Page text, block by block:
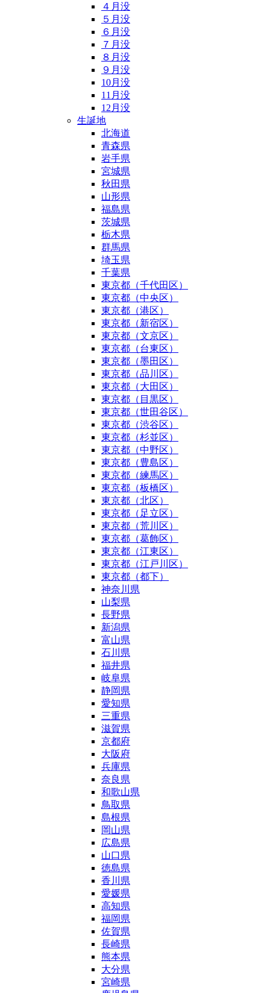
４月没
５月没
６月没
７月没
８月没
９月没
10月没
11月没
12月没
生誕地
北海道
青森県
岩手県
宮城県
秋田県
山形県
福島県
茨城県
栃木県
群馬県
埼玉県
千葉県
東京都（千代田区）
東京都（中央区）
東京都（港区）
東京都（新宿区）
東京都（文京区）
東京都（台東区）
東京都（墨田区）
東京都（品川区）
東京都（大田区）
東京都（目黒区）
東京都（世田谷区）
東京都（渋谷区）
東京都（杉並区）
東京都（中野区）
東京都（豊島区）
東京都（練馬区）
東京都（板橋区）
東京都（北区）
東京都（足立区）
東京都（荒川区）
東京都（葛飾区）
東京都（江東区）
東京都（江戸川区）
東京都（都下）
神奈川県
山梨県
長野県
新潟県
富山県
石川県
福井県
岐阜県
静岡県
愛知県
三重県
滋賀県
京都府
大阪府
兵庫県
奈良県
和歌山県
鳥取県
島根県
岡山県
広島県
山口県
徳島県
香川県
愛媛県
高知県
福岡県
佐賀県
長崎県
熊本県
大分県
宮崎県